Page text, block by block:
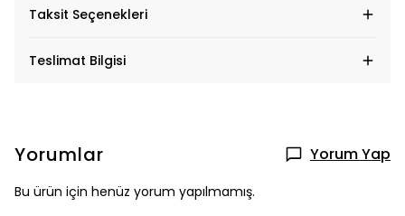
Taksit Seçenekleri
Teslimat Bilgisi
Yorumlar Yorum Yap
Bu ürün için henüz yorum yapılmamış.